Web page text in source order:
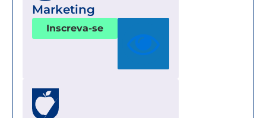
Marketing
Inscreva-se